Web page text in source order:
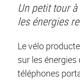
Un petit tour
les énergies
Le vélo
sur les
téléphones